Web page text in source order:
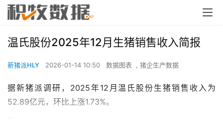
温氏股份2025年12月生猪销售收入简报
新猪派HLY 2026-01-14 10:50 数据图表 , 猪企生产数据
据新猪派调研，2025年12月温氏股份生猪销售收入为
52.89亿元，环比上涨1.73%。
...